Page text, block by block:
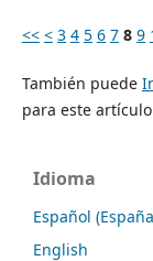
<< < 3 4 5 6 7 8 9
También puede
para este
Idioma
Español
English